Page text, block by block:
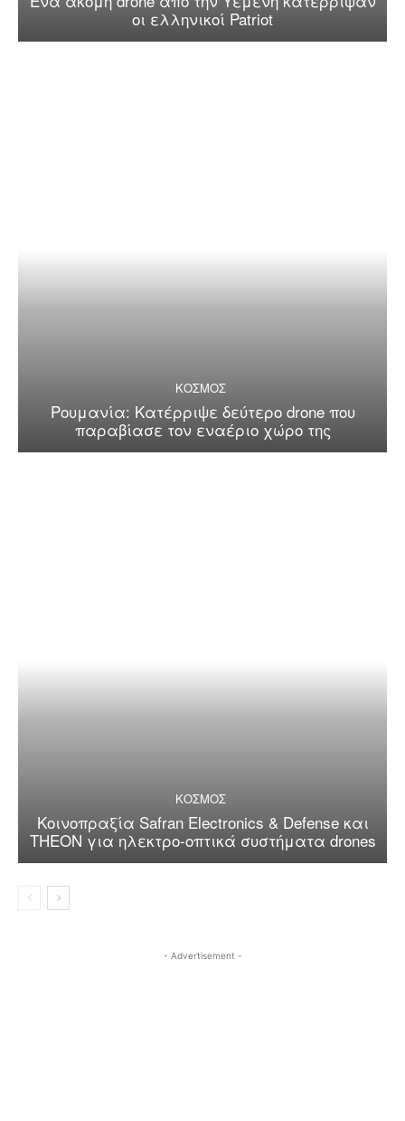
οι ελληνικοί Patriot
ΚΟΣΜΟΣ
Ρουμανία: Κατέρριψε δεύτερο drone που
παραβίασε τον εναέριο χώρο της
ΚΟΣΜΟΣ
Κοινοπραξία Safran Electronics & Defense και
THEON για ηλεκτρο-οπτικά συστήματα drones
- Advertisement -